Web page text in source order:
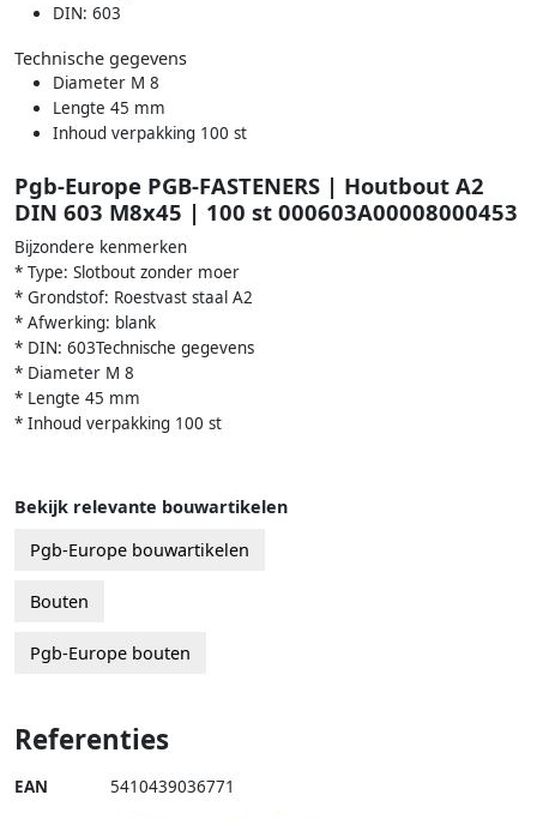
DIN: 603
Technische gegevens
Diameter M 8
Lengte 45 mm
Inhoud verpakking 100 st
Pgb-Europe PGB-FASTENERS | Houtbout A2
DIN 603 M8x45 | 100 st 000603A00008000453
Bijzondere kenmerken
* Type: Slotbout zonder moer
* Grondstof: Roestvast staal A2
* Afwerking: blank
* DIN: 603Technische gegevens
* Diameter M 8
* Lengte 45 mm
* Inhoud verpakking 100 st
Bekijk relevante bouwartikelen
Pgb-Europe bouwartikelen
Bouten
Pgb-Europe bouten
Referenties
EAN 5410439036771